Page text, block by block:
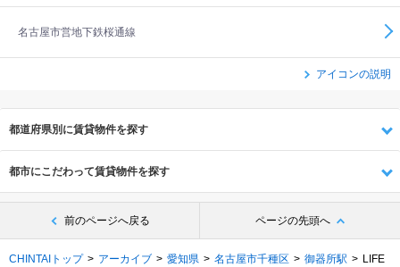
名古屋市営地下鉄桜通線
アイコンの説明
都道府県別に賃貸物件を探す
都市にこだわって賃貸物件を探す
前のページへ戻る ページの先頭へ
CHINTAIトップ アーカイブ 愛知県 名古屋市千種区 御器所駅 LIFE